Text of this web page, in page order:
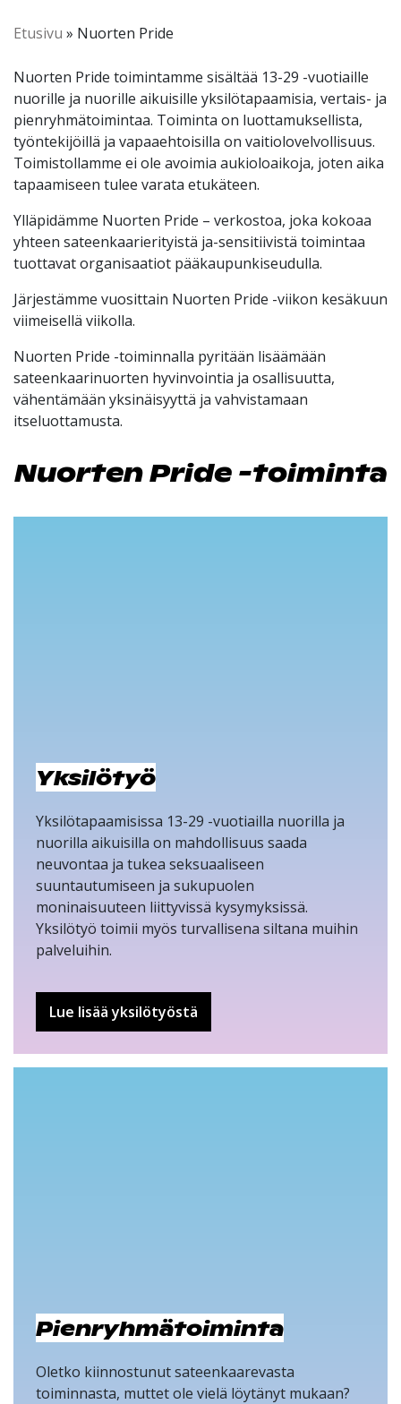
Etusivu » Nuorten Pride
Nuorten Pride toimintamme sisältää 13-29 -vuotiaille
nuorille ja nuorille aikuisille yksilötapaamisia, vertais- ja
pienryhmätoimintaa. Toiminta on luottamuksellista,
työntekijöillä ja vapaaehtoisilla on vaitiolovelvollisuus.
Toimistollamme ei ole avoimia aukioloaikoja, joten aika
tapaamiseen tulee varata etukäteen.
Ylläpidämme Nuorten Pride – verkostoa, joka kokoaa
yhteen sateenkaarierityistä ja-sensitiivistä toimintaa
tuottavat organisaatiot pääkaupunkiseudulla.
Järjestämme vuosittain Nuorten Pride -viikon kesäkuun
viimeisellä viikolla.
Nuorten Pride -toiminnalla pyritään lisäämään
sateenkaarinuorten hyvinvointia ja osallisuutta,
vähentämään yksinäisyyttä ja vahvistamaan
itseluottamusta.
Nuorten Pride -toiminta
Yksilötyö
Yksilötapaamisissa 13-29 -vuotiailla nuorilla ja
nuorilla aikuisilla on mahdollisuus saada
neuvontaa ja tukea seksuaaliseen
suuntautumiseen ja sukupuolen
moninaisuuteen liittyvissä kysymyksissä.
Yksilötyö toimii myös turvallisena siltana muihin
palveluihin.
Lue lisää yksilötyöstä
Pienryhmätoiminta
Oletko kiinnostunut sateenkaarevasta
toiminnasta, muttet ole vielä löytänyt mukaan?